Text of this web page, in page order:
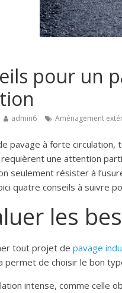
pour un
admin6 Aménagement
pavage à forte circulation,
une attention
seulement résister à
quatre conseils à suivre
les
tout projet de pavage
permet de choisir le bon
intense, comme celle